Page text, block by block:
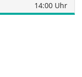
14:00 Uhr